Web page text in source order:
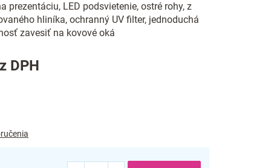
prezentáciu, LED podsvietenie, ostré rohy, z
hliníka, ochranný UV filter, jednoduchá
zavesiť na kovové oká
DPH